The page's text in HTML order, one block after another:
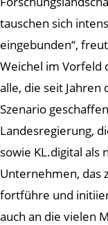
tauschen sich
eingebunden“,
Weichel im Vorfeld
alle, die seit Jahren
Szenario
Landesregierung,
sowie KL.digital als
Unternehmen, das
fortführe und
auch an die vielen